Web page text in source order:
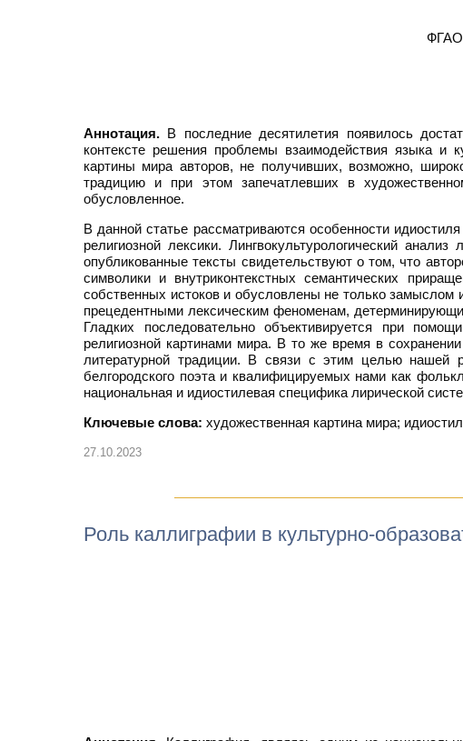
Аннотация. В последние десятилетия появилось
контексте решения проблемы взаимодействия языка и
картины мира авторов, не получивших, возможно,
традицию и при этом запечатлевших в
обусловленное.
В данной статье рассматриваются особенности
религиозной лексики. Лингвокультурологический
опубликованные тексты свидетельствуют о том, что
символики и внутриконтекстных семантических
собственных истоков и обусловлены не только
прецедентными лексическим феноменам,
Гладких последовательно объективируется при
религиозной картинами мира. В то же время в
литературной традиции. В связи с этим целью нашей
белгородского поэта и квалифицируемых нами как
национальная и идиостилевая специфика лирической
Ключевые слова: художественная картина мира;
27.10.2023
Роль каллиграфии в культурно-